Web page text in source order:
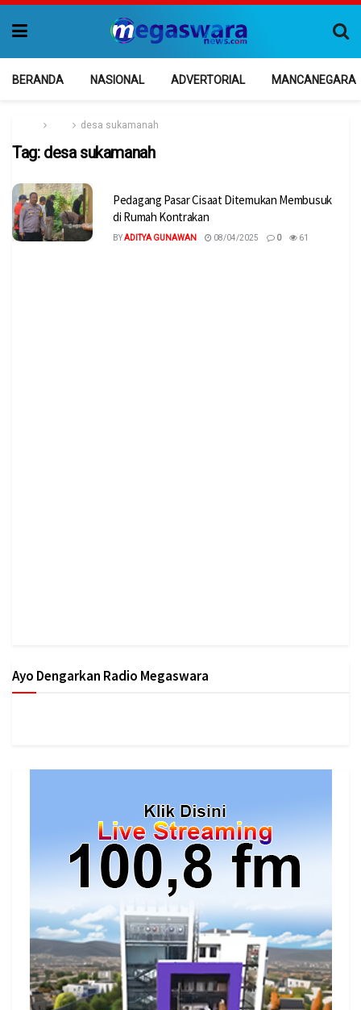
BERANDA NASIONAL ADVERTORIAL MANCANEGARA
desa sukamanah
Tag: desa sukamanah
Pedagang Pasar Cisaat Ditemukan Membusuk
di Rumah Kontrakan
BYADITYA GUNAWAN 08/04/2025 0 61
Ayo Dengarkan Radio Megaswara